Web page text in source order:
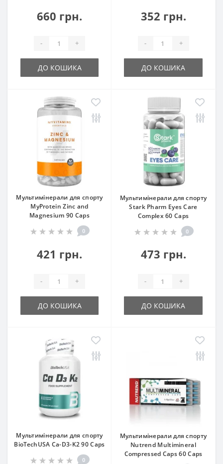
660 грн.
- +
ДО КОШИКА
352 грн.
- +
ДО КОШИКА
Мультимінерали для спорту
MyProtein Zinc and
Magnesium 90 Caps
0
421 грн.
- +
ДО КОШИКА
Мультимінерали для спорту
Stark Pharm Eyes Care
Complex 60 Caps
0
473 грн.
- +
ДО КОШИКА
Мультимінерали для спорту
BioTechUSA Ca-D3-K2 90 Caps
0
Мультимінерали для спорту
Nutrend Multimineral
Compressed Caps 60 Caps